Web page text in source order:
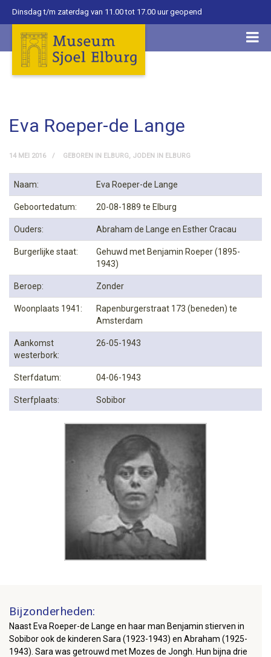
Dinsdag t/m zaterdag van 11.00 tot 17.00 uur geopend
Eva Roeper-de Lange
14 MEI 2016 GEBOREN IN ELBURG, JODEN IN ELBURG
Naam: Eva Roeper-de Lange
Geboortedatum: 20-08-1889 te Elburg
Ouders: Abraham de Lange en Esther Cracau
Burgerlijke staat:
Gehuwd met Benjamin Roeper (1895-
1943)
Beroep: Zonder
Woonplaats 1941:
Rapenburgerstraat 173 (beneden) te
Amsterdam
Aankomst
westerbork:
26-05-1943
Sterfdatum: 04-06-1943
Sterfplaats: Sobibor
Bijzonderheden:
Naast Eva Roeper-de Lange en haar man Benjamin stierven in
Sobibor ook de kinderen Sara (1923-1943) en Abraham (1925-
1943). Sara was getrouwd met Mozes de Jongh. Hun bijna drie